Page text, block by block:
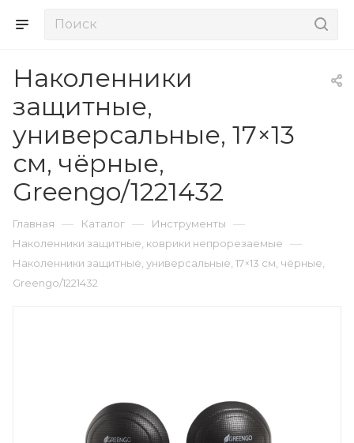
Наколенники
защитные,
универсальные, 17×13
см, чёрные,
Greengo/1221432
Главная — Каталог — Инструменты —
Наколенники защитные, коврики непрорезаемые —
Наколенники защитные, универсальные, 17×13 см, чёрные,
Greengo/1221432